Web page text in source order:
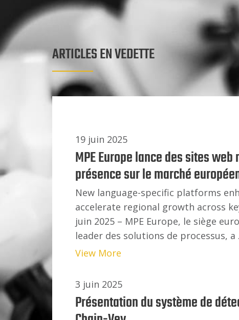
ARTICLES EN VEDETTE
MPE Europe lance des sites
présence sur le marché
19 juin 2025
New language-specific platforms
accelerate regional growth across
juin 2025 – MPE Europe, le siège
leader des solutions de processus, a
View More
Présentation du système de
3 juin 2025